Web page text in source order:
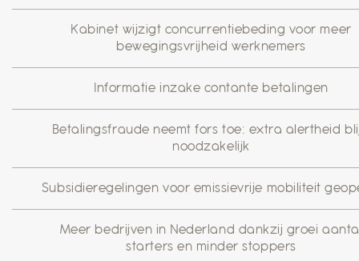
Kabinet wijzigt concurrentiebeding voor meer
bewegingsvrijheid werknemers
Informatie inzake contante betalingen
Betalingsfraude neemt fors toe: extra alertheid
noodzakelijk
Subsidieregelingen voor emissievrije mobiliteit
Meer bedrijven in Nederland dankzij groei
starters en minder stoppers